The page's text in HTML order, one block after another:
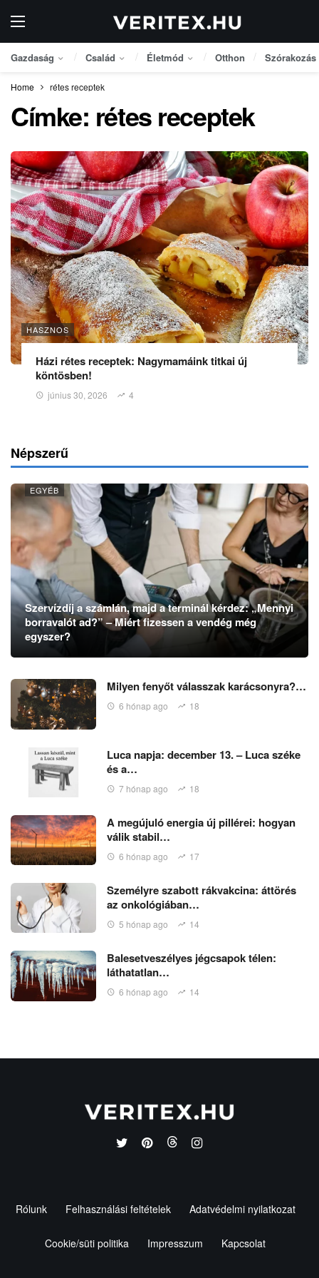
Gazdaság Család Életmód Otthon Szórakozás
Home rétes receptek
Címke: rétes receptek
HASZNOS
Házi rétes receptek: Nagymamáink titkai új
köntösben!
június 30, 2026 4
Népszerű
EGYÉB
Szervízdíj a számlán, majd a terminál kérdez: „Mennyi
borravalót ad?” – Miért fizessen a vendég még
egyszer?
Milyen fenyőt válasszak karácsonyra?…
6 hónap ago 18
Luca napja: december 13. – Luca széke
és a…
7 hónap ago 18
A megújuló energia új pillérei: hogyan
válik stabil…
6 hónap ago 17
Személyre szabott rákvakcina: áttörés
az onkológiában…
5 hónap ago 14
Balesetveszélyes jégcsapok télen:
láthatatlan…
6 hónap ago 14
Rólunk Felhasználási feltételek Adatvédelmi nyilatkozat
Cookie/süti politika Impresszum Kapcsolat